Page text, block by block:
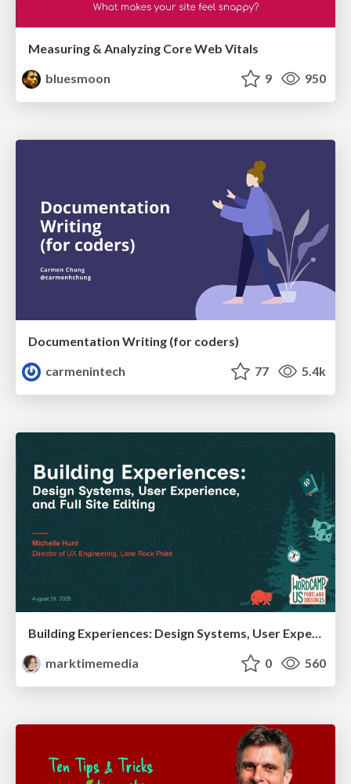
Measuring & Analyzing Core Web Vitals
bluesmoon
9 950
Documentation Writing (for coders)
carmenintech
77 5.4k
Building Experiences: Design Systems, User Experience, and Full Site Editing
marktimemedia
0 560